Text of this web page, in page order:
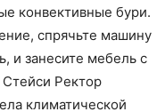
конвективные бури.
спрячьте машину
и занесите мебель с
Ректор
климатической